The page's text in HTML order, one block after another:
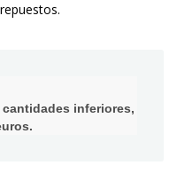
inferiores,